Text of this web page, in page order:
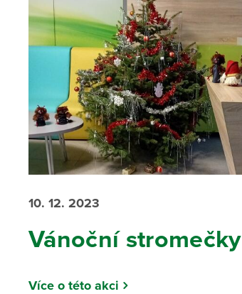
10. 12. 2023
Vánoční stromečky
Více o této akci